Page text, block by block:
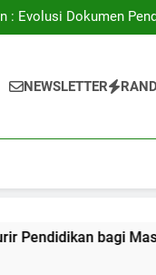
: Evolusi Dokumen
bagi Masa Depan
: Evolusi Dokumen
bagi Masa Depan
NEWSLETTER
Masa Depan